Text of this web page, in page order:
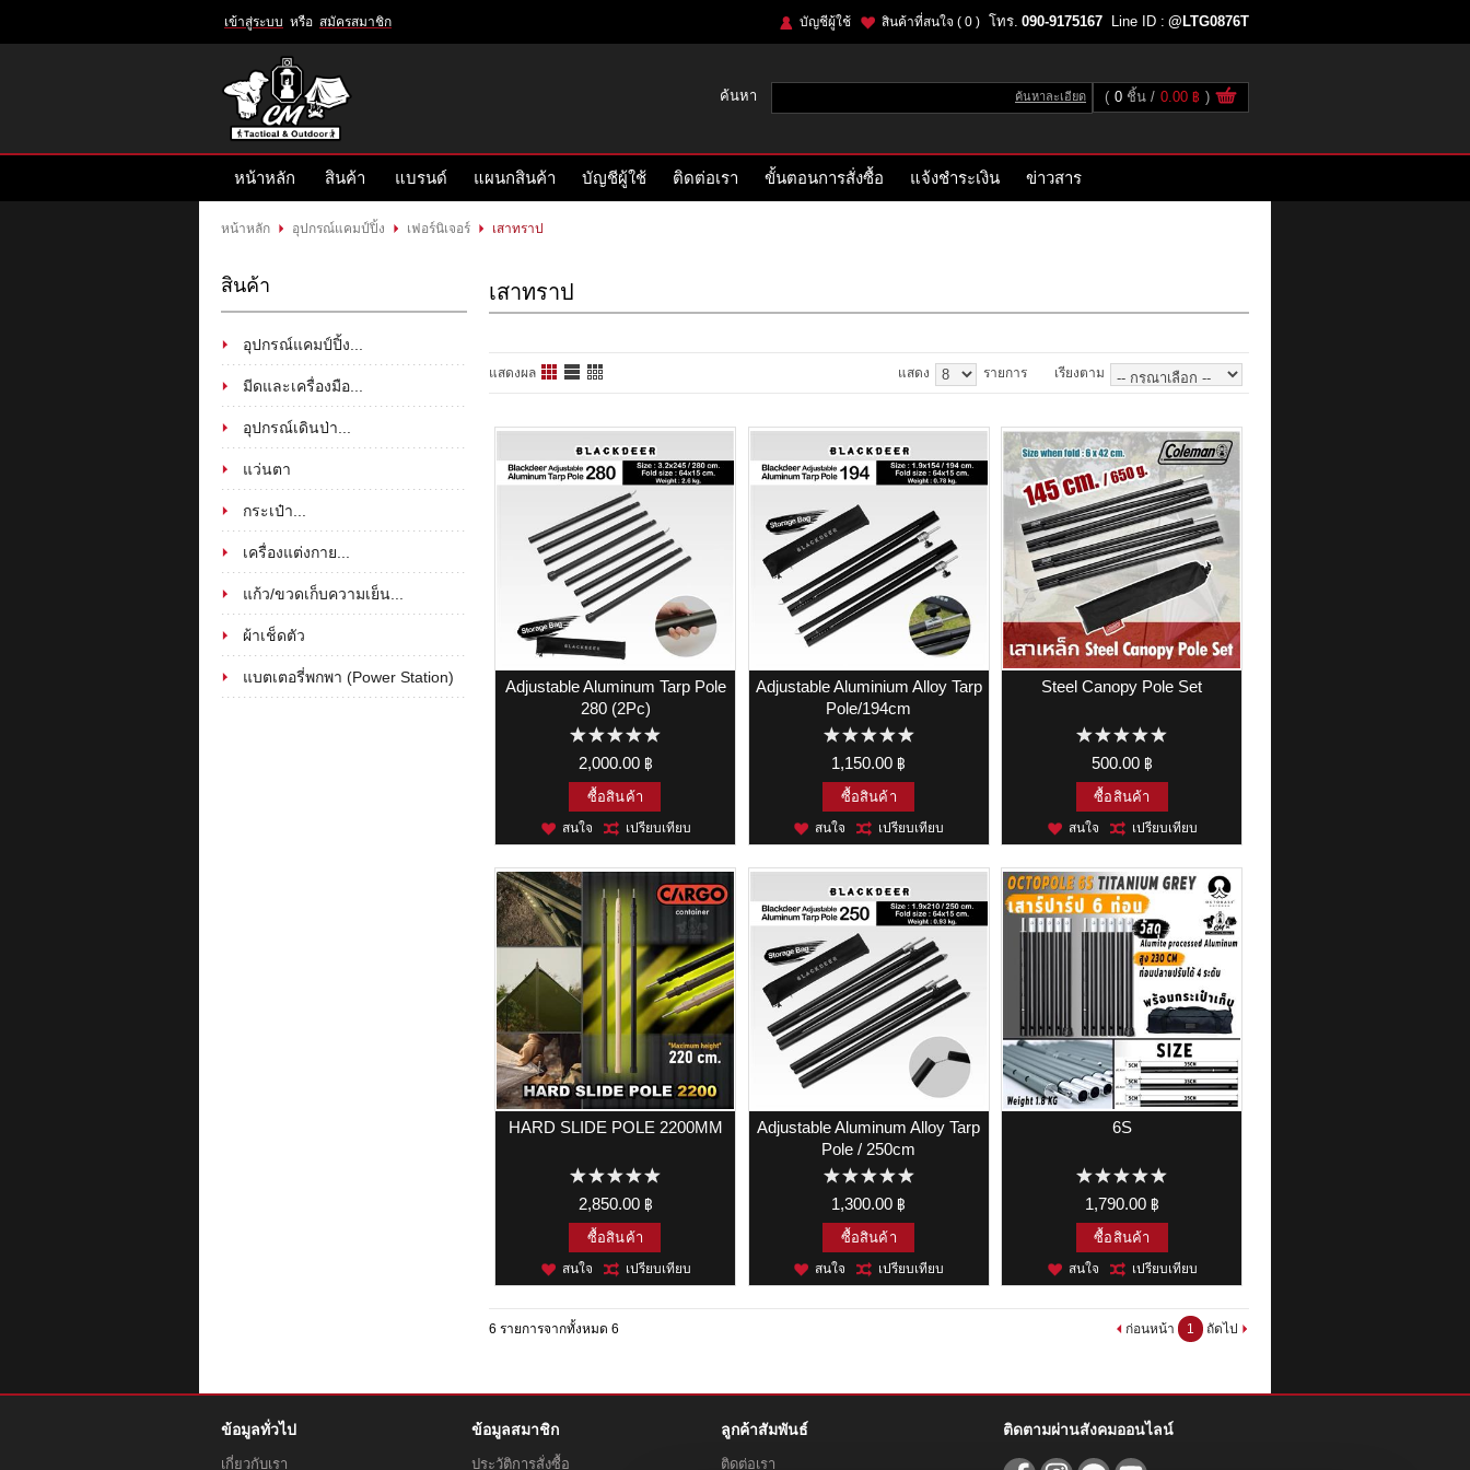
สมัคร
แจ้งชำระเงิน
เข้าสู่ระบบ หรือ สมัครสมาชิก โทร. 090-9175167 Line ID : @LTG0876T
สินค้าที่สนใจ ( 0 )
บัญชีผู้ใช้
ค้นหา ค้นหาละเอียด ( 0 ชิ้น 0.00 ฿ )
หน้าหลัก สินค้า แบรนด์ แผนกสินค้า บัญชีผู้ใช้ ติดต่อเรา ขั้นตอนการสั่งซื้อ แจ้งชำระเงิน ข่าวสาร
หน้าหลัก อุปกรณ์แคมป์ปิ้ง เฟอร์นิเจอร์ เสาทราป
สินค้า
อุปกรณ์แคมป์ปิ้ง...
มีดและเครื่องมือ...
อุปกรณ์เดินป่า...
แว่นตา
กระเป๋า...
เครื่องแต่งกาย...
แก้ว/ขวดเก็บความเย็น...
ผ้าเช็ดตัว
แบตเตอรี่พกพา (Power Station)
เสาทราป
แสดงผล เรียงตาม
แสดง รายการ
Adjustable Aluminum Tarp Pole
280 (2Pc)
2,000.00 ฿
ซื้อสินค้า
สนใจ เปรียบเทียบ
Adjustable Aluminium Alloy Tarp
Pole/194cm
1,150.00 ฿
ซื้อสินค้า
สนใจ เปรียบเทียบ
Steel Canopy Pole Set
500.00 ฿
ซื้อสินค้า
สนใจ เปรียบเทียบ
HARD SLIDE POLE 2200MM
2,850.00 ฿
ซื้อสินค้า
สนใจ เปรียบเทียบ
Adjustable Aluminum Alloy Tarp
Pole / 250cm
1,300.00 ฿
ซื้อสินค้า
สนใจ เปรียบเทียบ
6S
1,790.00 ฿
ซื้อสินค้า
สนใจ เปรียบเทียบ
6 รายการจากทั้งหมด 6 ก่อนหน้า 1 ถัดไป
ข้อมูลทั่วไป
เกี่ยวกับเรา
ข้อมูลสมาชิก
ประวัติการสั่งซื้อ
ลูกค้าสัมพันธ์
ติดต่อเรา
ติดตามผ่านสังคมออนไลน์